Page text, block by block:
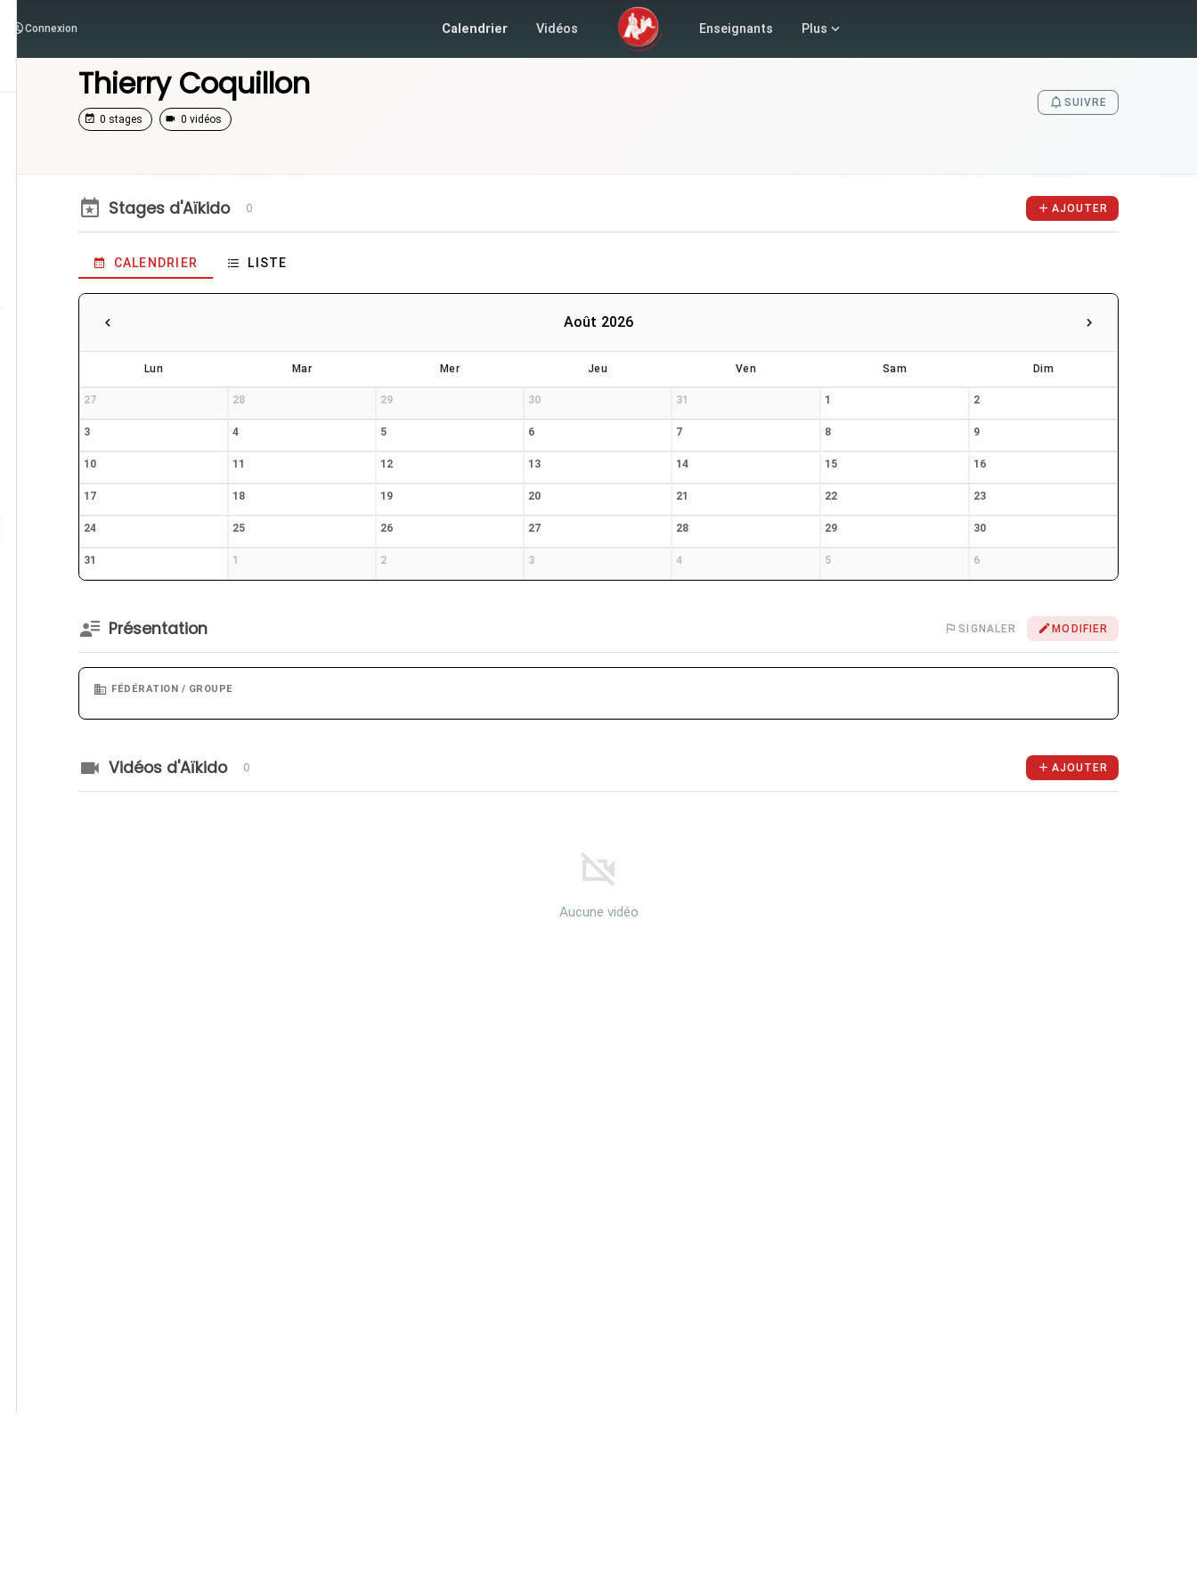
Connexion Calendrier Vidéos Enseignants Plus
Thierry Coquillon
0 stages 0 vidéos
SUIVRE
Stages d'Aïkido 0 AJOUTER
CALENDRIER LISTE
Août 2026
Lun Mar Mer Jeu Ven Sam Dim
27 28 29 30 31 1 2
3 4 5 6 7 8 9
10 11 12 13 14 15 16
17 18 19 20 21 22 23
24 25 26 27 28 29 30
31 1 2 3 4 5 6
Présentation SIGNALER MODIFIER
FÉDÉRATION / GROUPE
Vidéos d'Aïkido 0 AJOUTER
Aucune vidéo